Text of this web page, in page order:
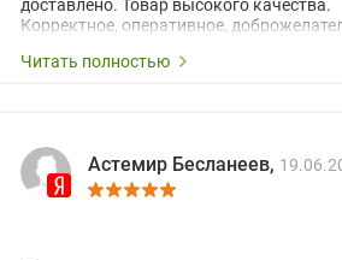
доставлено. Товар высокого качества.
Корректное, оперативное,
Читать полностью
Астемир Бесланеев,